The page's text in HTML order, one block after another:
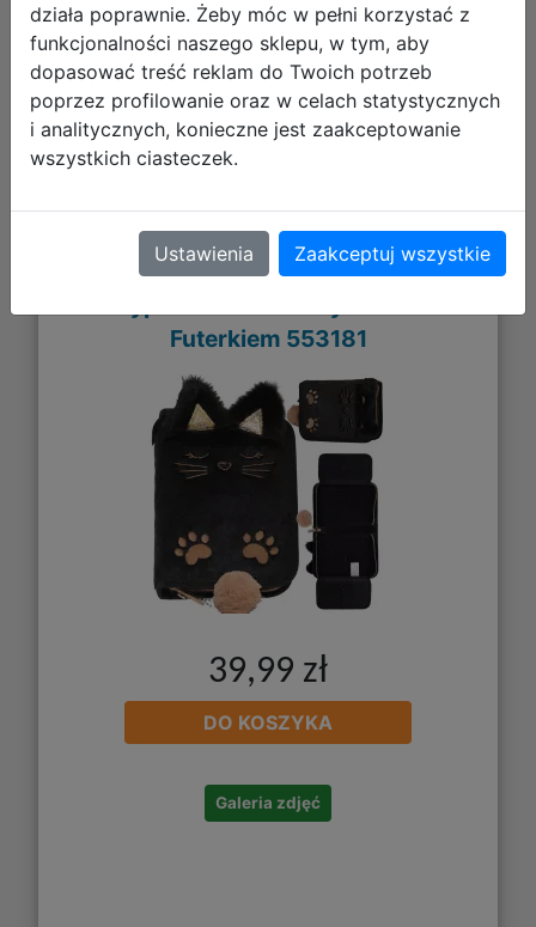
Galeria zdjęć
Starpak Piórnik Dwuklapkowy Bez
Futerkiem 553181
39,99 zł
DO KOSZYKA
Galeria zdjęć
działa poprawnie. Żeby móc w pełni korzystać z
funkcjonalności naszego sklepu, w tym, aby
dopasować treść reklam do Twoich potrzeb
poprzez profilowanie oraz w celach statystycznych
i analitycznych, konieczne jest zaakceptowanie
wszystkich ciasteczek.
Ustawienia Zaakceptuj wszystkie